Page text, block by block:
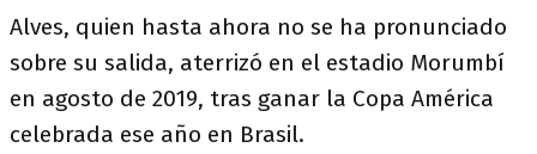
Alves, quien hasta ahora no se ha pronunciado
sobre su salida, aterrizó en el estadio Morumbí
en agosto de 2019, tras ganar la Copa América
celebrada ese año en Brasil.